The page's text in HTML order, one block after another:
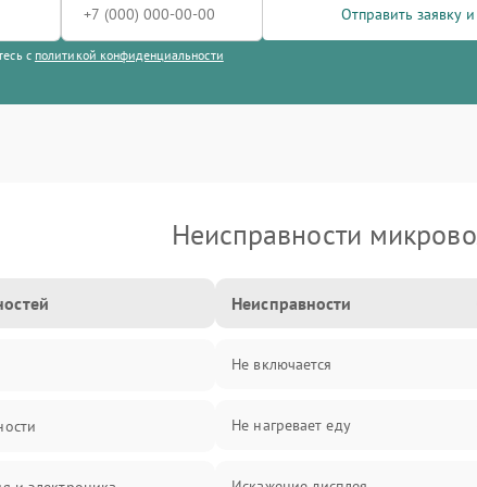
Отправить заявку
с политикой конфиденциальности
Неисправности
Неисправности
Не включается
Не нагревает еду